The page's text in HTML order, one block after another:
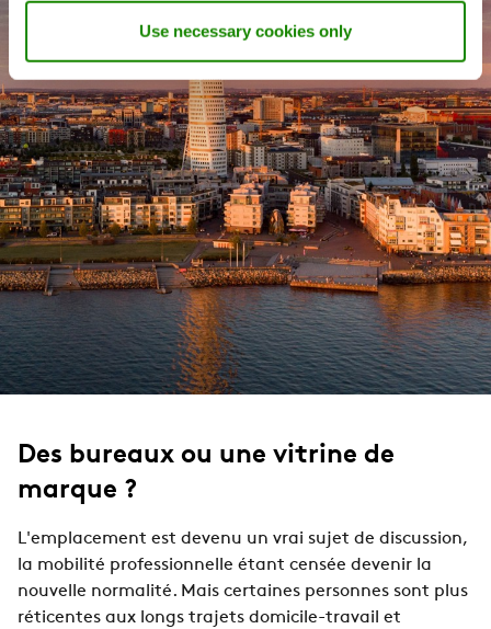
Use necessary cookies only
Des bureaux ou une vitrine de
marque ?
L'emplacement est devenu un vrai sujet de discussion,
la mobilité professionnelle étant censée devenir la
nouvelle normalité. Mais certaines personnes sont plus
réticentes aux longs trajets domicile-travail et